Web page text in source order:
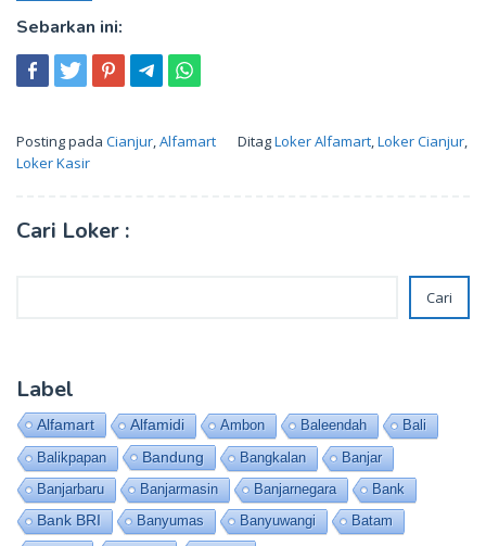
Sebarkan ini:
Posting pada Cianjur Alfamart DitagLoker Alfamart Loker Cianjur
Loker Kasir
Cari Loker :
Cari
Label
Alfamart Alfamidi Ambon Baleendah
Bali
Balikpapan
Bandung Bangkalan
Banjar
Banjarbaru
Banjarmasin Banjarnegara
Bank
Bank BRI
Banyumas Banyuwangi
Batam